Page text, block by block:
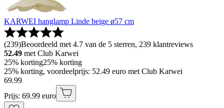
KARWEI hanglamp Linde beige ø57 cm
(239)Beoordeeld met 4.7 van de 5 sterren, 239 klantreviews
52.49 met Club Karwei
25% korting25% korting
25% korting, voordeelprijs: 52.49 euro met Club Karwei
69.99
Prijs: 69.99 euro